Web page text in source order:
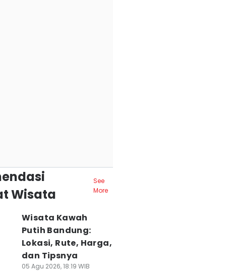
Wisata
See
More
Wisata Kawah
Putih Bandung:
Lokasi, Rute, Harga,
dan Tipsnya
05 Agu 2026, 18:19 WIB